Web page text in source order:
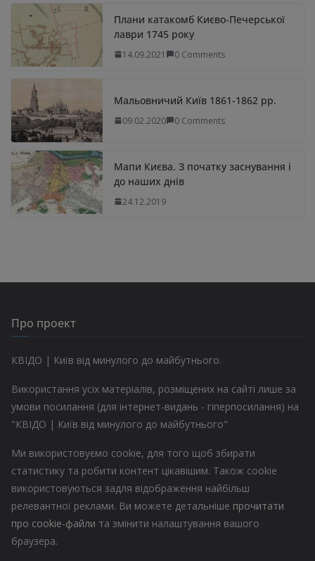
Плани катакомб Києво-Печерської
лаври 1745 року
14.09.2021 0 Comments
Мальовничий Київ 1861-1862 рр.
09.02.2020 0 Comments
Мапи Києва. З початку заснування і
до наших днів
24.12.2019
Про проект
КВІДО | Київ від минулого до майбутнього.
Використання усіх матеріалів, розміщених на сайті лише за
умови посилання (для інтернет-видань - гіперпосилання) на
"КВІДО | Київ від минулого до майбутнього"
Ми використовуємо cookie, для того щоб збирати
статистику та робити контент цікавішим. Також cookie
використовуються задля відображення найбільш
релевантної реклами. Ви можете детальніше прочитати
про cookie-файли та змінити налаштування вашого
браузера.